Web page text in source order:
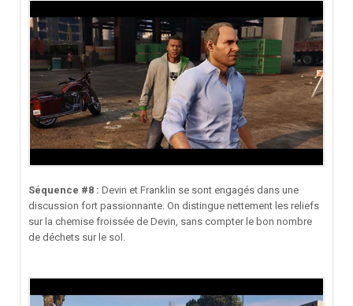
Séquence #8 : Devin et Franklin se sont engagés dans une
discussion fort passionnante. On distingue nettement les reliefs
sur la chemise froissée de Devin, sans compter le bon nombre
de déchets sur le sol.